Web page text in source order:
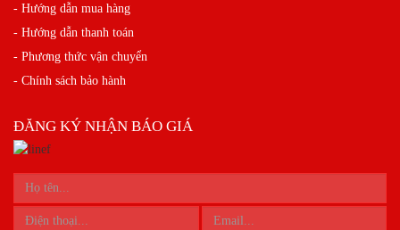
- Hướng dẫn mua hàng
- Hướng dẫn thanh toán
- Phương thức vận chuyển
- Chính sách bảo hành
ĐĂNG KÝ NHẬN BÁO GIÁ